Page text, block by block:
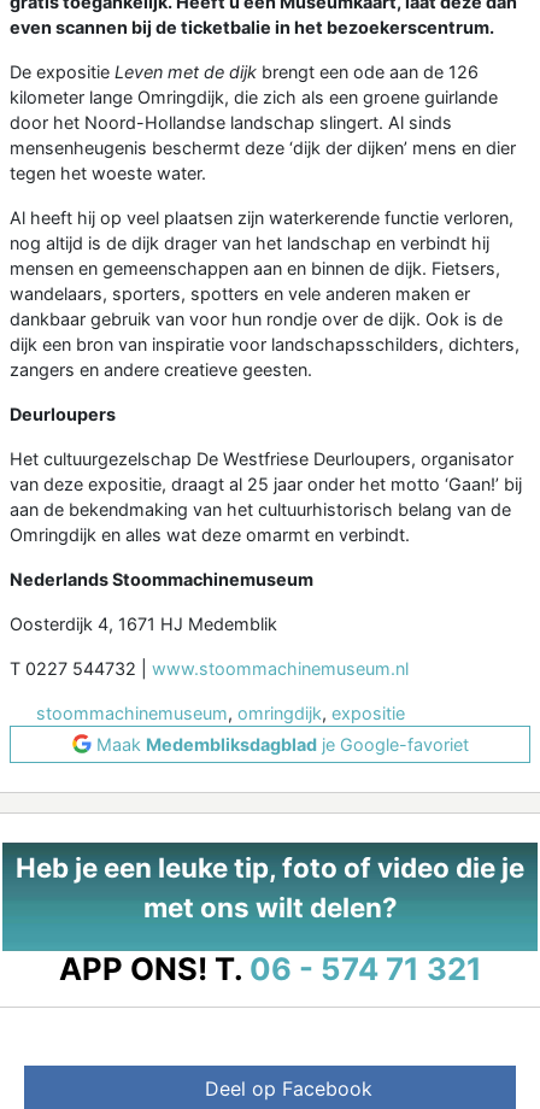
even scannen bij de ticketbalie in het bezoekerscentrum.
De expositie Leven met de dijk brengt een ode aan de 126
kilometer lange Omringdijk, die zich als een groene guirlande
door het Noord-Hollandse landschap slingert. Al sinds
mensenheugenis beschermt deze ‘dijk der dijken’ mens en dier
tegen het woeste water.
Al heeft hij op veel plaatsen zijn waterkerende functie verloren,
nog altijd is de dijk drager van het landschap en verbindt hij
mensen en gemeenschappen aan en binnen de dijk. Fietsers,
wandelaars, sporters, spotters en vele anderen maken er
dankbaar gebruik van voor hun rondje over de dijk. Ook is de
dijk een bron van inspiratie voor landschapsschilders, dichters,
zangers en andere creatieve geesten.
Deurloupers
Het cultuurgezelschap De Westfriese Deurloupers, organisator
van deze expositie, draagt al 25 jaar onder het motto ‘Gaan!’ bij
aan de bekendmaking van het cultuurhistorisch belang van de
Omringdijk en alles wat deze omarmt en verbindt.
Nederlands Stoommachinemuseum
Oosterdijk 4, 1671 HJ Medemblik
T 0227 544732 | www.stoommachinemuseum.nl
stoommachinemuseum, omringdijk, expositie
Maak Medembliksdagbladje Google-favoriet
Heb je een leuke tip, foto of video die je
met ons wilt delen?
APP ONS! T. 06 - 574 71 321
Deel op Facebook